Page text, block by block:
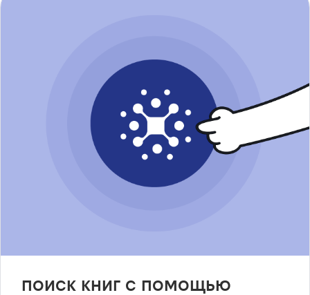
поиск книг с помощью